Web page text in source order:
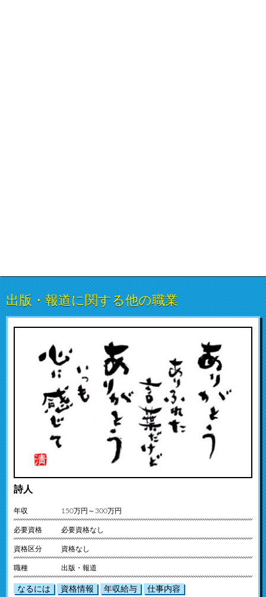
出版・報道に関する他の職業
詩人
年収 150万円～300万円
必要資格 必要資格なし
資格区分 資格なし
職種 出版・報道
なるには 資格情報 年収給与 仕事内容